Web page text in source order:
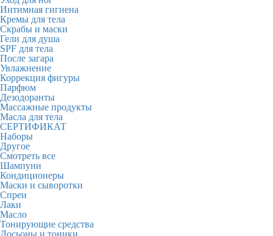
Интимная гигиена
Кремы для тела
Скрабы и маски
Гели для душа
SPF для тела
После загара
Увлажнение
Коррекция фигуры
Парфюм
Дезодоранты
Массажные продукты
Масла для тела
СЕРТИФИКАТ
Наборы
Другое
Смотреть все
Шампуни
Кондиционеры
Маски и сыворотки
Спреи
Лаки
Масло
Тонирующие средства